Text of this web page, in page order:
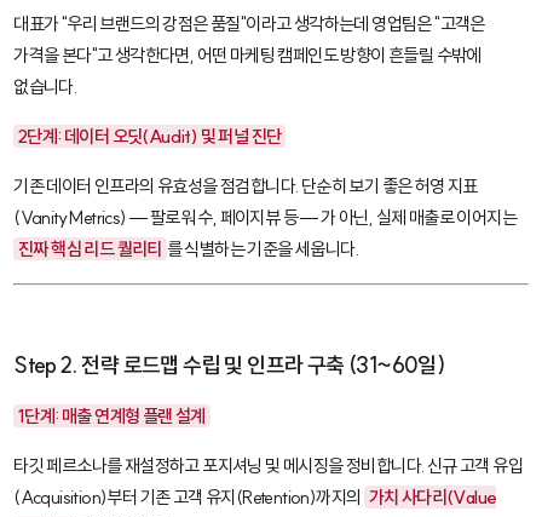
대표가 "우리 브랜드의 강점은 품질"이라고 생각하는데 영업팀은 "고객은
가격을 본다"고 생각한다면, 어떤 마케팅 캠페인도 방향이 흔들릴 수밖에
없습니다.
2단계: 데이터 오딧(Audit) 및 퍼널 진단
기존 데이터 인프라의 유효성을 점검합니다. 단순히 보기 좋은허영 지표
(Vanity Metrics) — 팔로워 수, 페이지뷰 등 — 가 아닌, 실제 매출로 이어지는
진짜 핵심 리드 퀄리티 를 식별하는 기준을 세웁니다.
Step 2. 전략 로드맵 수립 및 인프라 구축 (31~60일)
1단계: 매출 연계형 플랜 설계
타깃 페르소나를 재설정하고 포지셔닝 및 메시징을 정비합니다. 신규 고객 유입
(Acquisition)부터 기존 고객 유지(Retention)까지의 가치 사다리(Value